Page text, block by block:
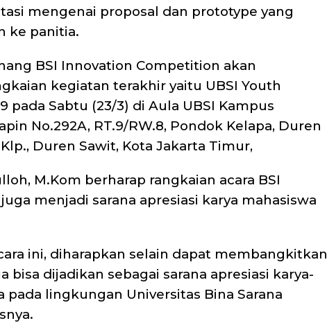
mengenai proposal dan prototype yang
ke panitia.
BSI Innovation Competition akan
kegiatan terakhir yaitu UBSI Youth
pada Sabtu (23/3) di Aula UBSI Kampus
No.292A, RT.9/RW.8, Pondok Kelapa, Duren
Duren Sawit, Kota Jakarta Timur,
M.Kom berharap rangkaian acara BSI
menjadi sarana apresiasi karya mahasiswa
ini, diharapkan selain dapat membangkitkan
bisa dijadikan sebagai sarana apresiasi karya-
pada lingkungan Universitas Bina Sarana